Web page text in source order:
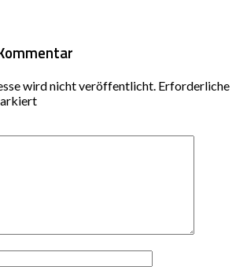
wird nicht veröffentlicht. Erforderliche